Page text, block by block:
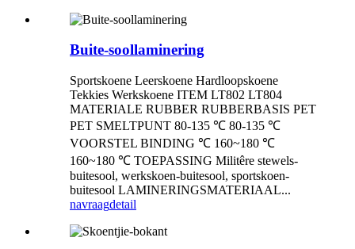
Buite-soollaminering
Sportskoene Leerskoene Hardloopskoene
Tekkies Werkskoene ITEM LT802 LT804
MATERIALE RUBBER RUBBERBASIS PET
PET SMELTPUNT 80-135 ℃ 80-135 ℃
VOORSTEL BINDING ℃ 160~180 ℃
160~180 ℃ TOEPASSING Militêre stewels-
buitesool, werkskoen-buitesool, sportskoen-
buitesool LAMINERINGSMATERIAAL...
navraagdetail